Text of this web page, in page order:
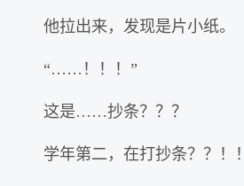
他拉出来，发现是片小纸。
“……！！！”
这是……抄条？？？
学年第二，在打抄条？？！！